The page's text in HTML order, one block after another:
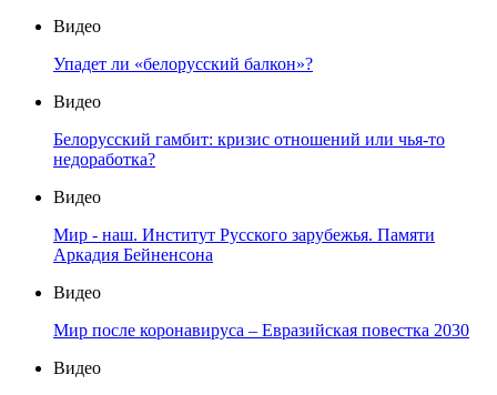
Видео
Упадет ли «белорусский балкон»?
Видео
Белорусский гамбит: кризис отношений или чья-то
недоработка?
Видео
Мир - наш. Институт Русского зарубежья. Памяти
Аркадия Бейненсона
Видео
Мир после коронавируса – Евразийская повестка 2030
Видео